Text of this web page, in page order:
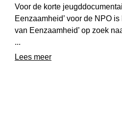
Voor de korte
Eenzaamheid’ voor de NPO is
van Eenzaamheid’ op zoek
...
Lees meer